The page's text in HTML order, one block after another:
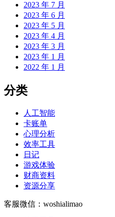
2023 年 7 月
2023 年 6 月
2023 年 5 月
2023 年 4 月
2023 年 3 月
2023 年 1 月
2022 年 1 月
分类
人工智能
卡账单
心理分析
效率工具
日记
游戏体验
财商资料
资源分享
客服微信：woshialimao